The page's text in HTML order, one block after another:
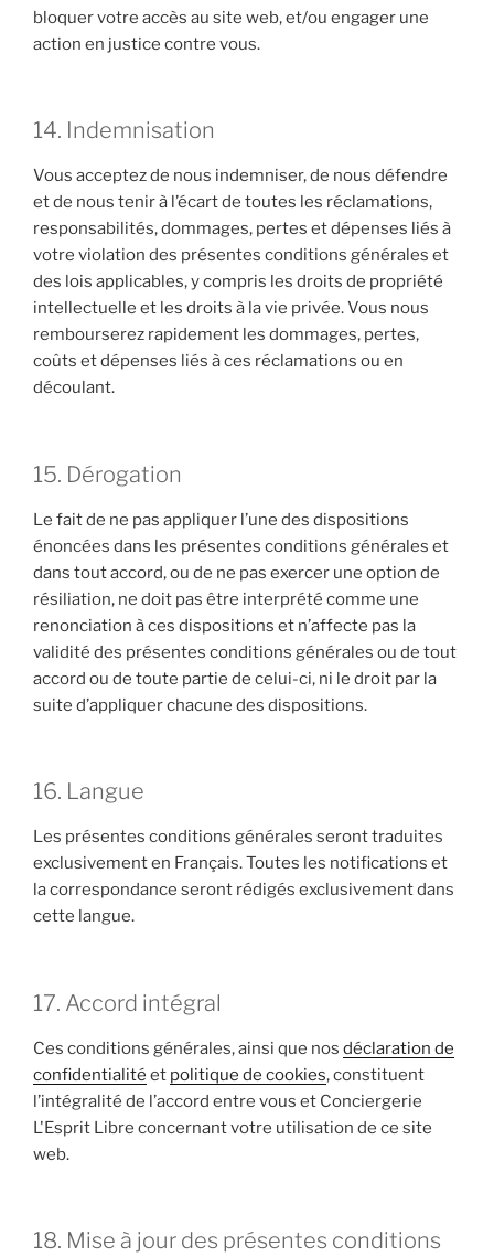
bloquer votre accès au site web, et/ou engager une
action en justice contre vous.
14. Indemnisation
Vous acceptez de nous indemniser, de nous défendre
et de nous tenir à l’écart de toutes les réclamations,
responsabilités, dommages, pertes et dépenses liés à
votre violation des présentes conditions générales et
des lois applicables, y compris les droits de propriété
intellectuelle et les droits à la vie privée. Vous nous
rembourserez rapidement les dommages, pertes,
coûts et dépenses liés à ces réclamations ou en
découlant.
15. Dérogation
Le fait de ne pas appliquer l’une des dispositions
énoncées dans les présentes conditions générales et
dans tout accord, ou de ne pas exercer une option de
résiliation, ne doit pas être interprété comme une
renonciation à ces dispositions et n’affecte pas la
validité des présentes conditions générales ou de tout
accord ou de toute partie de celui-ci, ni le droit par la
suite d’appliquer chacune des dispositions.
16. Langue
Les présentes conditions générales seront traduites
exclusivement en Français. Toutes les notifications et
la correspondance seront rédigés exclusivement dans
cette langue.
17. Accord intégral
Ces conditions générales, ainsi que nos déclaration de
confidentialité et politique de cookies, constituent
l’intégralité de l’accord entre vous et Conciergerie
L'Esprit Libre concernant votre utilisation de ce site
web.
18. Mise à jour des présentes conditions